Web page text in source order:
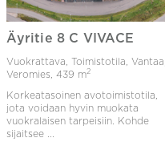
Äyritie 8 C VIVACE
Vuokrattava, Toimistotila, Vantaa,
Veromies,439 m2
Korkeatasoinen avotoimistotila,
jota voidaan hyvin muokata
vuokralaisen tarpeisiin. Kohde
sijaitsee ...